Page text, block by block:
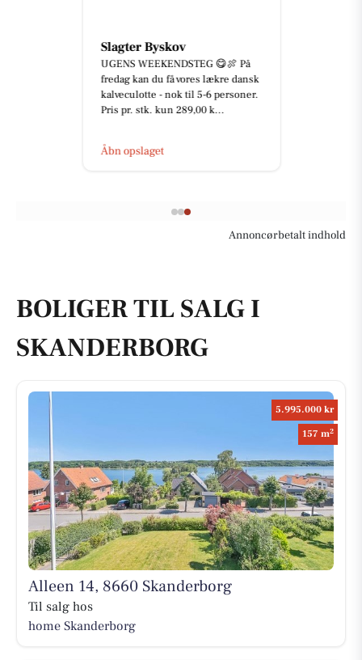
Slagter Byskov
UGENS WEEKENDSTEG 😋🍖 På
fredag kan du få vores lækre dansk
kalveculotte - nok til 5-6 personer.
Pris pr. stk. kun 289,00 k...
Åbn opslaget
Annoncørbetalt indhold
BOLIGER TIL SALG I
SKANDERBORG
5.995.000 kr
157 m2
Alleen 14, 8660 Skanderborg
Til salg hos
home Skanderborg